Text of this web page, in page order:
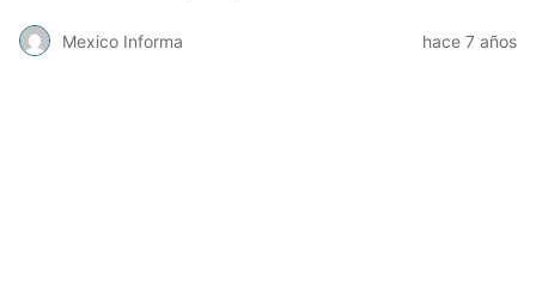
Mexico Informa hace 7 años